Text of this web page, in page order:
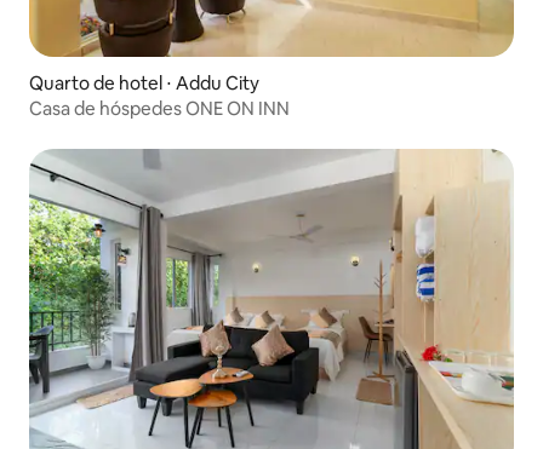
Quarto de hotel ⋅ Addu City
Casa de hóspedes ONE ON INN